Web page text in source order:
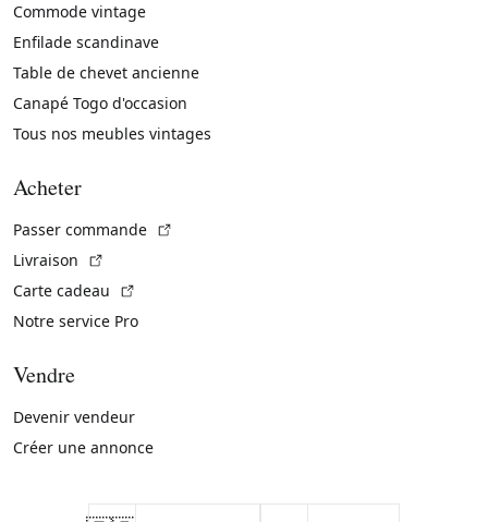
Commode vintage
Enfilade scandinave
Table de chevet ancienne
Canapé Togo d'occasion
Tous nos meubles vintages
Acheter
Passer commande
Livraison
Carte cadeau
Notre service Pro
Vendre
Devenir vendeur
Créer une annonce